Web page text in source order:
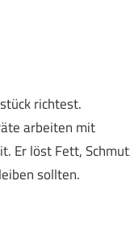
richtest.
arbeiten mit
Er löst Fett,
sollten.